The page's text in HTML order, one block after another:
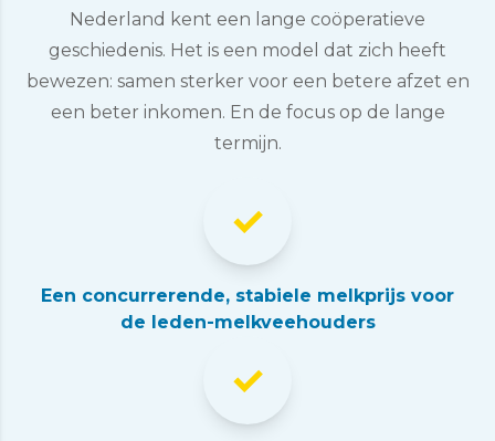
Nederland kent een lange coöperatieve
geschiedenis. Het is een model dat zich heeft
bewezen: samen sterker voor een betere afzet en
een beter inkomen. En de focus op de lange
termijn.
Een concurrerende, stabiele melkprijs voor
de leden-melkveehouders